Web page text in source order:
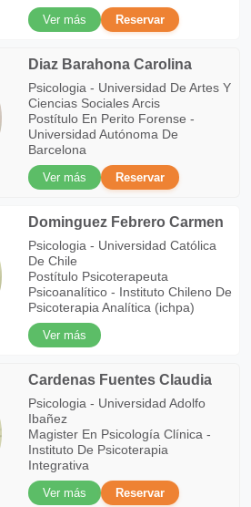
Ver más
Reservar
Diaz Barahona Carolina
Psicologia - Universidad De Artes Y
Ciencias Sociales Arcis
Postítulo En Perito Forense -
Universidad Autónoma De
Barcelona
Ver más
Reservar
Dominguez Febrero Carmen
Psicologia - Universidad Católica
De Chile
Postítulo Psicoterapeuta
Psicoanalítico - Instituto Chileno De
Psicoterapia Analítica (ichpa)
Ver más
Cardenas Fuentes Claudia
Psicologia - Universidad Adolfo
Ibañez
Magister En Psicología Clínica -
Instituto De Psicoterapia
Integrativa
Ver más
Reservar